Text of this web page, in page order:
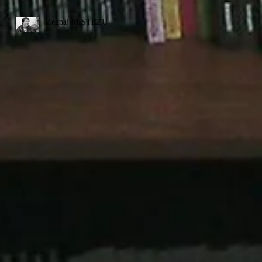
Żegnaj MISTRZU